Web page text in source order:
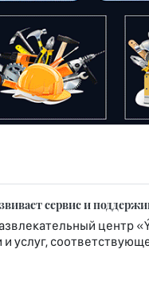
сервис и
центр
и услуг,